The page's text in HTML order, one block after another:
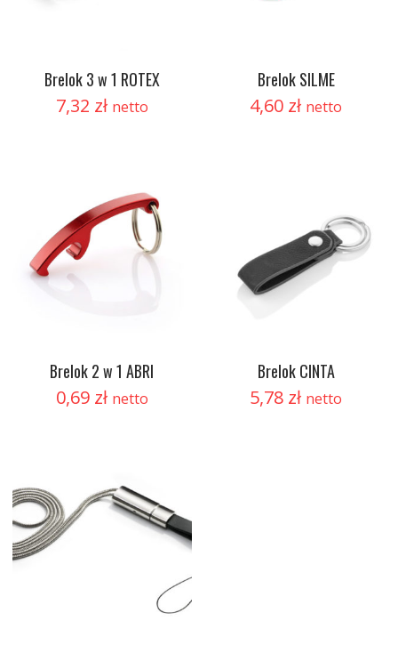
Brelok 3 w 1 ROTEX
7,32 zł netto
Brelok SILME
4,60 zł netto
Brelok 2 w 1 ABRI
0,69 zł netto
Brelok CINTA
5,78 zł netto